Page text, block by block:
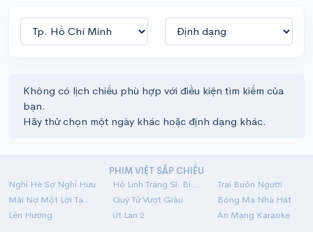
Không có lịch chiếu phù hợp với điều kiện tìm kiếm của
bạn.
Hãy thử chọn một ngày khác hoặc định dạng khác.
PHIM VIỆT SẮP CHIẾU
Nghỉ Hè Sợ Nghỉ Hưu
Hộ Linh Tráng Sĩ: Bí Ẩn Mộ Vua Đinh
Trại Buôn Người
Mãi Nợ Một Lời Tạm Biệt
Quý Tử Vượt Giàu
Bóng Ma Nhà Hát
Lên Hương
Út Lan 2 Án Mạng Karaoke